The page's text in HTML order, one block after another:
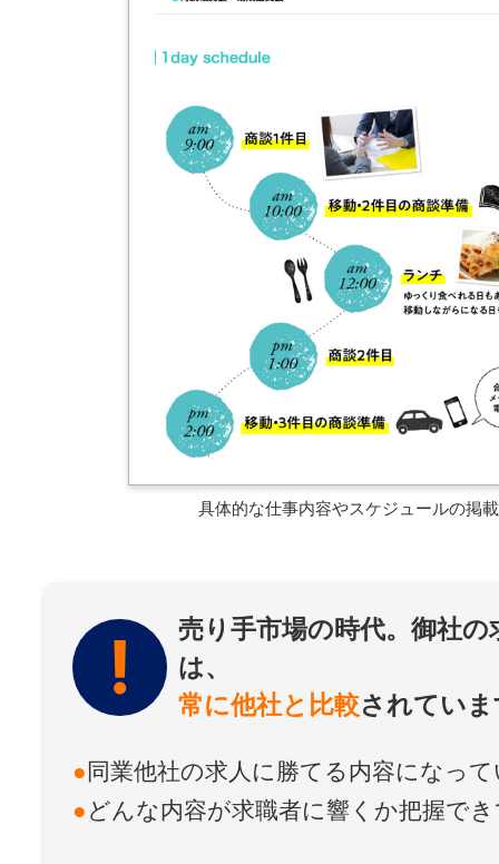
具体的な仕事内容やスケジュールの掲
売り手市場の時代。御社の
は、
常に他社と比較されてい
同業他社の求人に勝てる内容になっ
どんな内容が求職者に響くか把握で